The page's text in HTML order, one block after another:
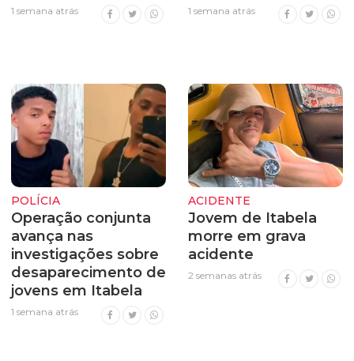
1 semana atrás 1 semana atrás
POLÍCIA
Operação conjunta
avança nas
investigações sobre
desaparecimento de
jovens em Itabela
1 semana atrás
ACIDENTE
Jovem de Itabela
morre em grava
acidente
2 semanas atrás